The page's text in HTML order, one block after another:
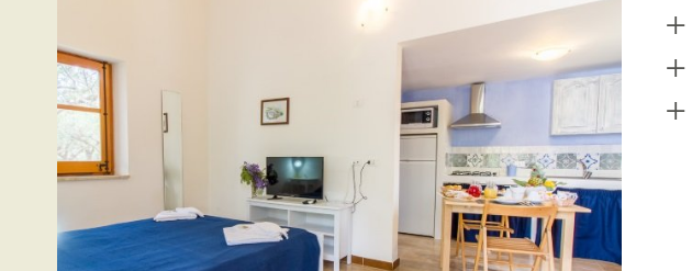
+
+
+